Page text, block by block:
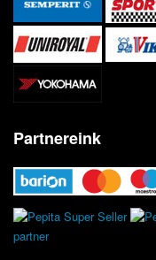
Partnereink
partner